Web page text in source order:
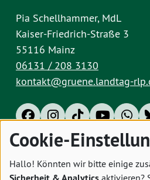
Pia Schellhammer, MdL
Kaiser-Friedrich-Straße 3
55116 Mainz
06131 / 208 3130
kontakt@gruene.landtag-
Impressum Datenschutz
Cookie-
Hallo! Könnten wir bitte einige
aktivieren?